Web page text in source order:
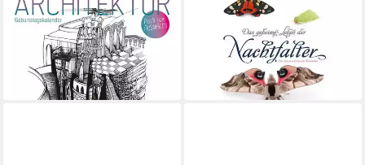
Architektur - zum Ausmalen.
Immerwährender
Geburtstags-...
ab 16,40 €
lieferbar - in 3-4 Werktagen bei dir
Leben der Nachtfalter
ab 21,45 €
lieferbar - in 2-3 Werktagen bei dir